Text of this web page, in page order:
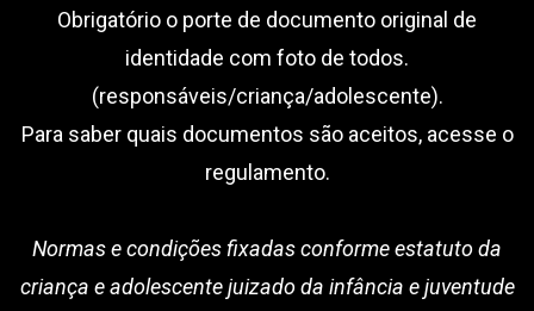
Obrigatório o porte de documento original de
identidade com foto de todos.
(responsáveis/criança/adolescente).
Para saber quais documentos são aceitos, acesse o
regulamento.
Normas e condições fixadas conforme estatuto da
criança e adolescente juizado da infância e juventude